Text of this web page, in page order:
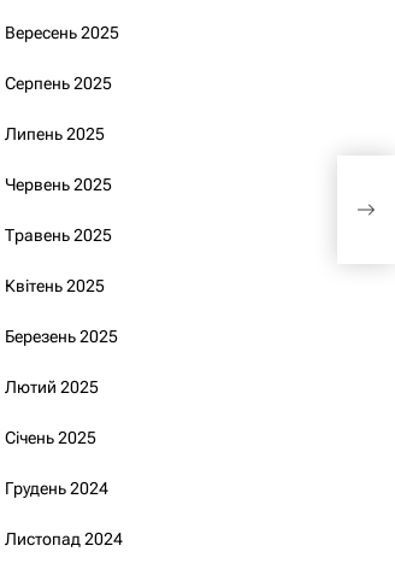
Вересень 2025
Серпень 2025
Липень 2025
Червень 2025
Травень 2025
Квітень 2025
Березень 2025
Лютий 2025
Січень 2025
Грудень 2024
Листопад 2024